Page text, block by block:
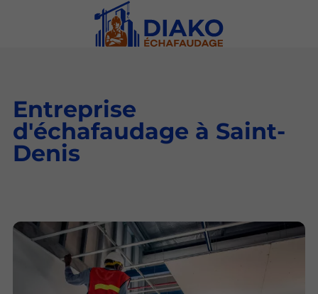
Entreprise
d'échafaudage à Saint-
Denis